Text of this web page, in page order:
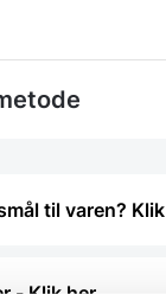
til varen?